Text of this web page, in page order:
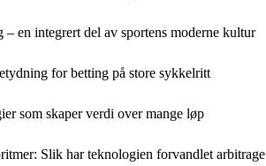
en integrert del av sportens moderne kultur
for betting på store sykkelritt
som skaper verdi over mange løp
Slik har teknologien forvandlet arbitrage